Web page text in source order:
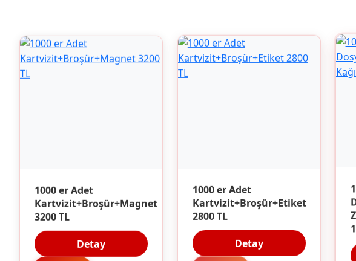
1000 er Adet
Kartvizit+Broşür+Magnet
3200 TL
Detay
1000 er Adet
Kartvizit+Broşür+Etiket
2800 TL
Detay